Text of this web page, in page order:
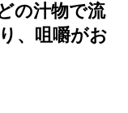
の汁物で流
、咀嚼がお